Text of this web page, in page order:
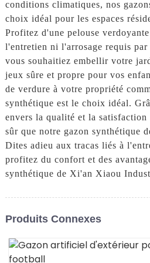
conditions climatiques, nos
choix idéal pour les espaces
Profitez d'une pelouse
l'entretien ni l'arrosage requis
vous souhaitiez embellir votre
jeux sûre et propre pour vos
de verdure à votre propriété
synthétique est le choix idéal.
envers la qualité et la
sûr que notre gazon synthétique
Dites adieu aux tracas liés à
profitez du confort et des
synthétique de Xi'an Xiaou
Produits Connexes